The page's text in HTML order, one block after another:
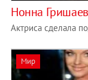
Нонна
Актриса сделала
Мир